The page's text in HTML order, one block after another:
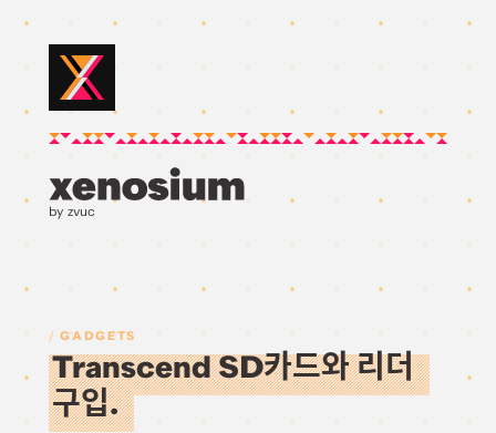
by zvuc
GADGETS
Transcend SD카드와 리더
구입.